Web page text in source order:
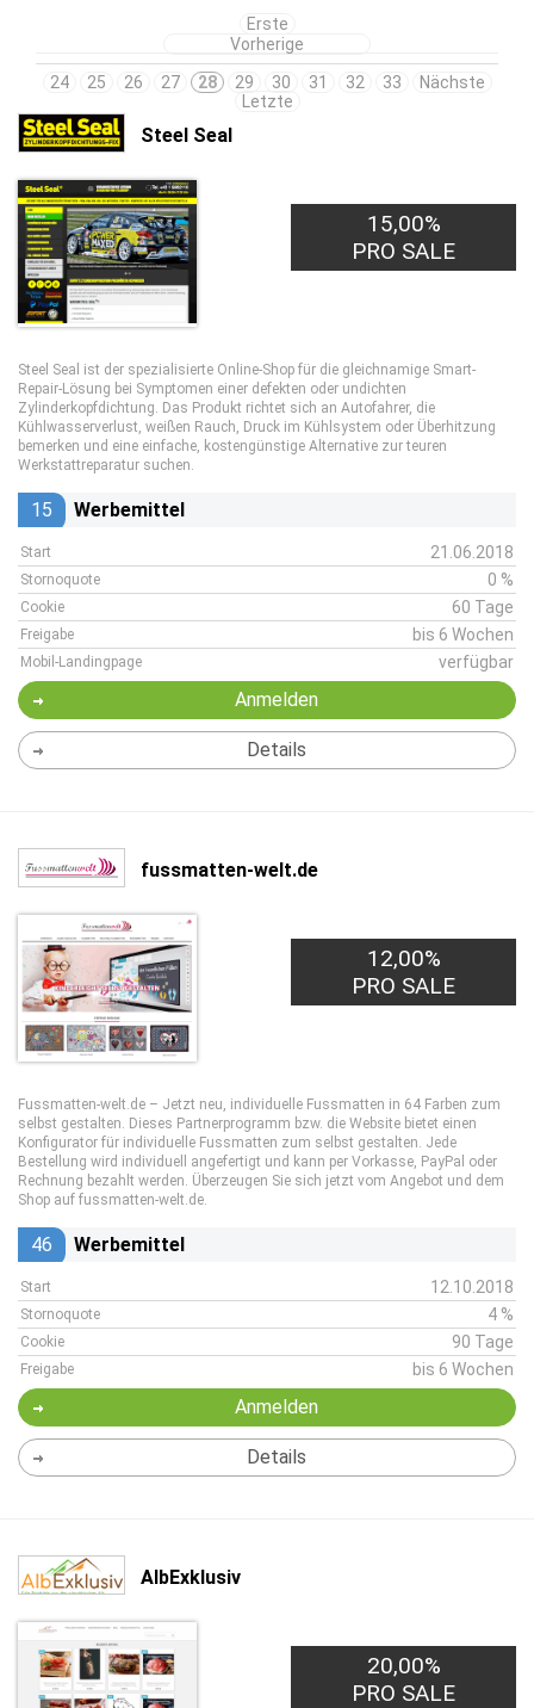
Erste
Vorherige
24
25 26 27 28 29 30 31 32 33
Nächste
Letzte
Steel Seal
15,00%
PRO SALE
Steel Seal ist der spezialisierte Online-Shop für die gleichnamige Smart-
Repair-Lösung bei Symptomen einer defekten oder undichten
Zylinderkopfdichtung. Das Produkt richtet sich an Autofahrer, die
Kühlwasserverlust, weißen Rauch, Druck im Kühlsystem oder Überhitzung
bemerken und eine einfache, kostengünstige Alternative zur teuren
Werkstattreparatur suchen.
15 Werbemittel
Start 21.06.2018
Stornoquote 0 %
Cookie 60 Tage
Freigabe bis 6 Wochen
Mobil-Landingpage verfügbar
Anmelden
Details
fussmatten-welt.de
12,00%
PRO SALE
Fussmatten-welt.de – Jetzt neu, individuelle Fussmatten in 64 Farben zum
selbst gestalten. Dieses Partnerprogramm bzw. die Website bietet einen
Konfigurator für individuelle Fussmatten zum selbst gestalten. Jede
Bestellung wird individuell angefertigt und kann per Vorkasse, PayPal oder
Rechnung bezahlt werden. Überzeugen Sie sich jetzt vom Angebot und dem
Shop auf fussmatten-welt.de.
46 Werbemittel
Start 12.10.2018
Stornoquote 4 %
Cookie 90 Tage
Freigabe bis 6 Wochen
Anmelden
Details
AlbExklusiv
20,00%
PRO SALE